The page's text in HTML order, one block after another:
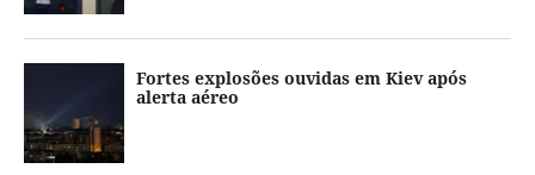
Fortes explosões ouvidas em Kiev após
alerta aéreo